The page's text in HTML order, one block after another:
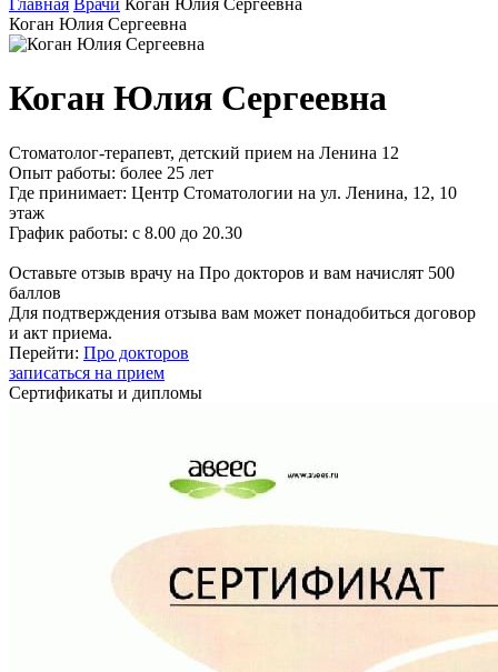
Главная Врачи Коган Юлия Сергеевна
Коган Юлия Сергеевна
Коган Юлия Сергеевна
Стоматолог-терапевт, детский прием на Ленина 12
Опыт работы: более 25 лет
Где принимает: Центр Стоматологии на ул. Ленина, 12, 10
этаж
График работы: с 8.00 до 20.30
Оставьте отзыв врачу на Про докторов и вам начислят 500
баллов
Для подтверждения отзыва вам может понадобиться договор
и акт приема.
Перейти: Про докторов
записаться на прием
Сертификаты и дипломы